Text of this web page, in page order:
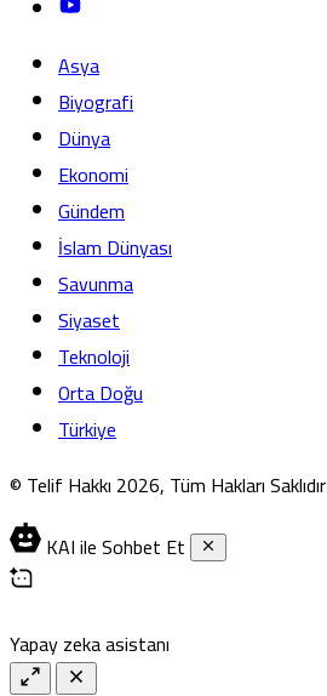
Asya
Biyografi
Dünya
Ekonomi
Gündem
İslam Dünyası
Savunma
Siyaset
Teknoloji
Orta Doğu
Türkiye
© Telif Hakkı 2026, Tüm Hakları Saklıdır
KAI ile Sohbet Et
Yapay zeka asistanı